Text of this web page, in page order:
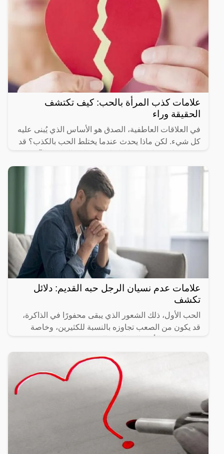
علامات كذب المرأة بالحب: كيف تكتشف
الحقيقة وراء
في العلاقات العاطفية، الصدق هو الأساس الذي يُبنى عليه
كل شيء. لكن ماذا يحدث عندما يختلط الحب بالكذب؟ قد
حقيقية
علامات عدم نسيان الرجل حبه القديم: دلائل
تكشف
الحب الأول، ذلك الشعور الذي يبقى محفورًا في الذاكرة،
قد يكون من الصعب تجاوزه بالنسبة للكثيرين، وخاصة